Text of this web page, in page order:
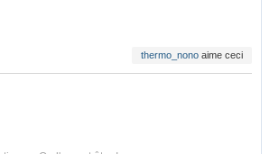
thermo_nono aime ceci